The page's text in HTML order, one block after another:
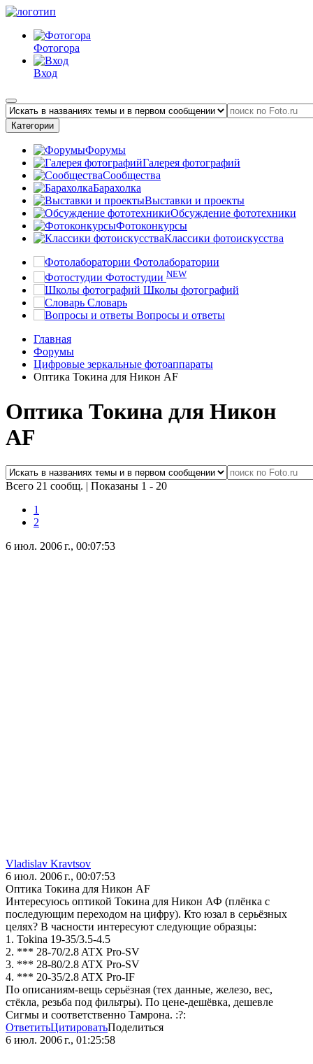
Фотогора
Вход
Категории
Форумы
Галерея фотографий
Сообщества
Барахолка
Выставки и проекты
Обсуждение фототехники
Фотоконкурсы
Классики фотоискусства
Фотолаборатории
Фотостудии NEW
Школы фотографий
Словарь
Вопросы и ответы
Главная
Форумы
Цифровые зеркальные фотоаппараты
Оптика Токина для Никон AF
Оптика Токина для Никон
AF
Всего 21 сообщ. | Показаны 1 - 20
1
2
6 июл. 2006 г., 00:07:53
Vladislav Kravtsov
6 июл. 2006 г., 00:07:53
Оптика Токина для Никон AF
Интересуюсь оптикой Токина для Никон АФ (плёнка с
последующим переходом на цифру). Кто юзал в серьёзных
целях? В часности интересуют следующие образцы:
1. Tokina 19-35/3.5-4.5
2. *** 28-70/2.8 ATX Pro-SV
3. *** 28-80/2.8 ATX Pro-SV
4. *** 20-35/2.8 ATX Pro-IF
По описаниям-вещь серьёзная (тех данные, железо, вес,
стёкла, резьба под фильтры). По цене-дешёвка, дешевле
Сигмы и соответственно Тамрона. :?:
ОтветитьЦитироватьПоделиться
6 июл. 2006 г., 01:25:58